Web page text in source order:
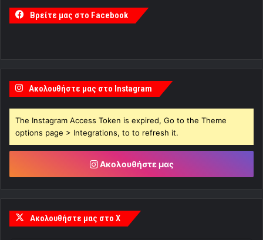
Βρείτε μας στο Facebook
Ακολουθήστε μας στο Instagram
The Instagram Access Token is expired, Go to the Theme
options page > Integrations, to to refresh it.
Ακολουθήστε μας
Ακολουθήστε μας στο X